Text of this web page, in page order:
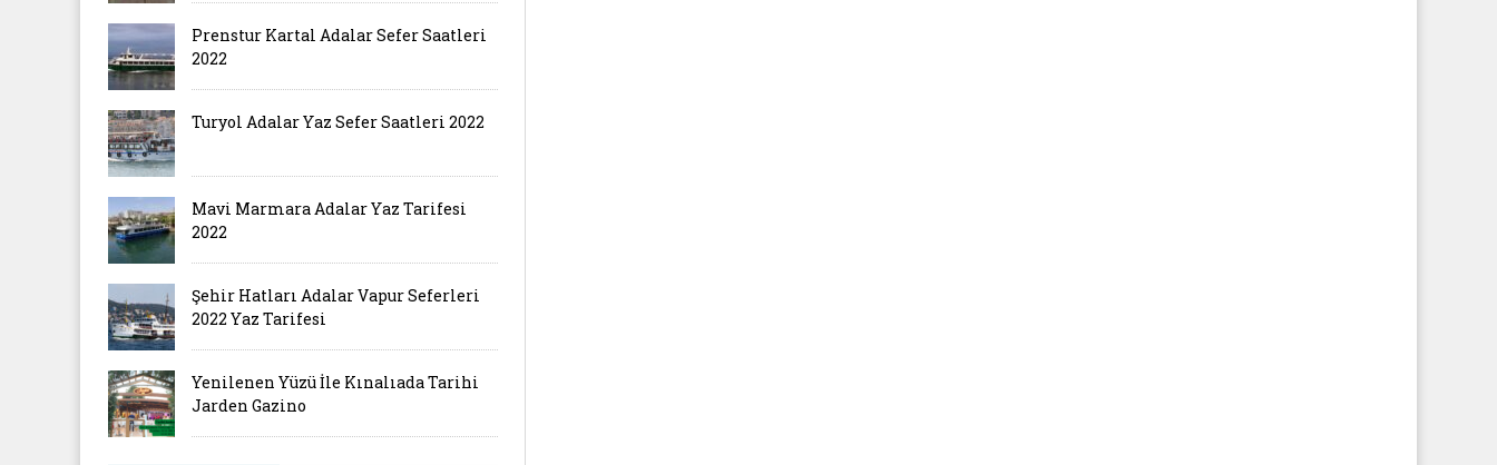
Prenstur Kartal Adalar Sefer Saatleri
2022
Turyol Adalar Yaz Sefer Saatleri 2022
Mavi Marmara Adalar Yaz Tarifesi
2022
Şehir Hatları Adalar Vapur Seferleri
2022 Yaz Tarifesi
Yenilenen Yüzü İle Kınalıada Tarihi
Jarden Gazino